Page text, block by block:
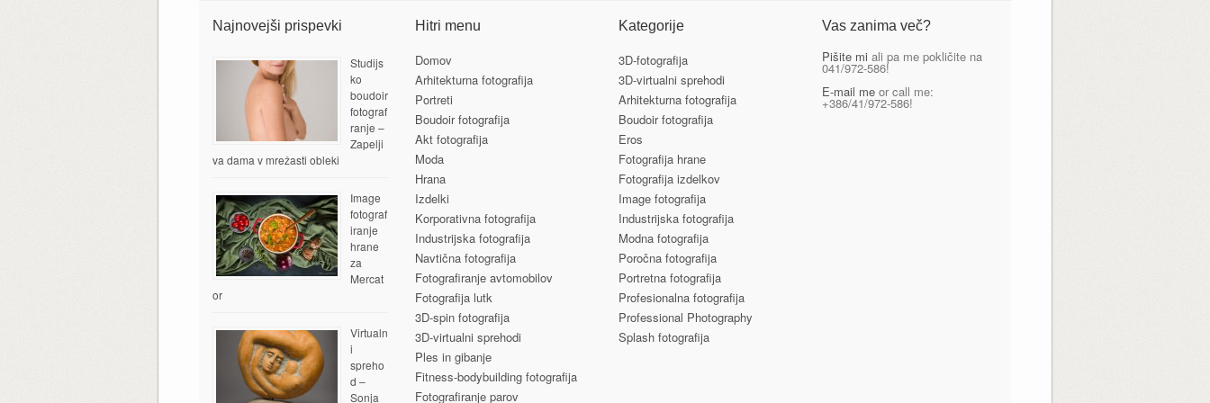
Najnovejši prispevki
Studijs
ko
boudoir
fotograf
ranje –
Zapelji
va dama v mrežasti obleki
Image
fotograf
iranje
hrane
za
Mercat
or
Virtualn
i
spreho
d –
Sonja
Hitri menu
Domov
Arhitekturna fotografija
Portreti
Boudoir fotografija
Akt fotografija
Moda
Hrana
Izdelki
Korporativna fotografija
Industrijska fotografija
Navtična fotografija
Fotografiranje avtomobilov
Fotografija lutk
3D-spin fotografija
3D-virtualni sprehodi
Ples in gibanje
Fitness-bodybuilding fotografija
Fotografiranje parov
Kategorije
3D-fotografija
3D-virtualni sprehodi
Arhitekturna fotografija
Boudoir fotografija
Eros
Fotografija hrane
Fotografija izdelkov
Image fotografija
Industrijska fotografija
Modna fotografija
Poročna fotografija
Portretna fotografija
Profesionalna fotografija
Professional Photography
Splash fotografija
Vas zanima več?
Pišite mi ali pa me pokličite na
041/972-586!
E-mail meor call me:
+386/41/972-586!